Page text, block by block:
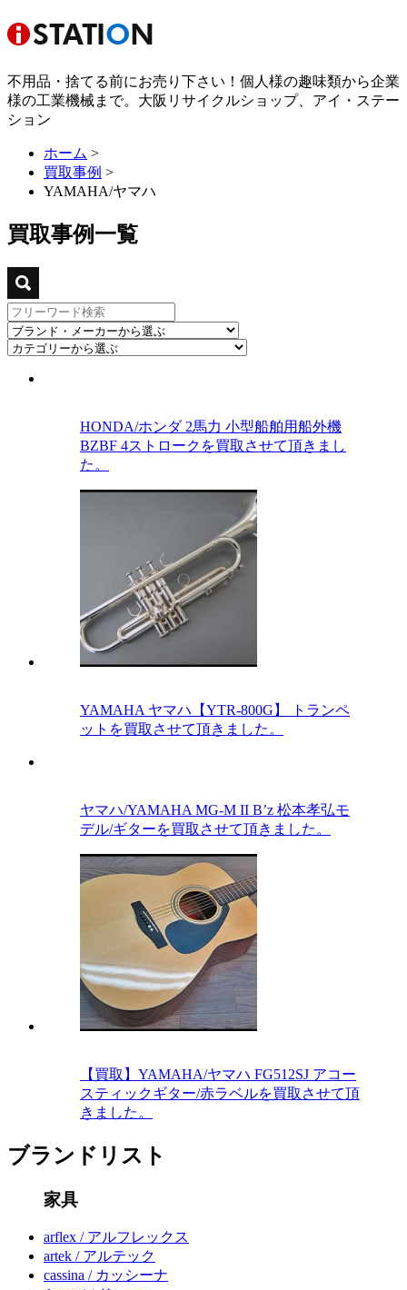
不用品・捨てる前にお売り下さい！個人様の趣味類から企業
様の工業機械まで。大阪リサイクルショップ、アイ・ステー
ション
ホーム >
買取事例 >
YAMAHA/ヤマハ
買取事例一覧
HONDA/ホンダ 2馬力 小型船舶用船外機
BZBF 4ストロークを買取させて頂きまし
た。
YAMAHA ヤマハ【YTR-800G】 トランペ
ットを買取させて頂きました。
ヤマハ/YAMAHA MG-M II B’z 松本孝弘モ
デル/ギターを買取させて頂きました。
【買取】YAMAHA/ヤマハ FG512SJ アコー
スティックギター/赤ラベルを買取させて頂
きました。
ブランドリスト
家具
arflex / アルフレックス
artek / アルテック
cassina / カッシーナ